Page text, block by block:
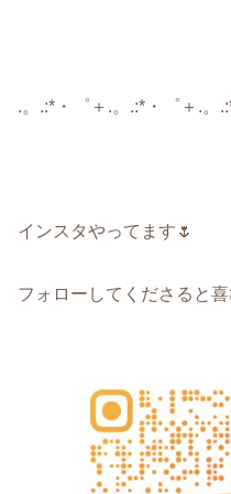
.。.:*・゜＋.。.:*・゜＋.。
インスタやってます🌷
フォローしてくださると喜